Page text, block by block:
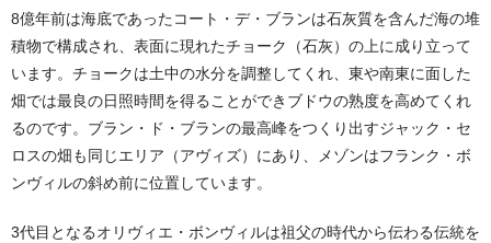
8億年前は海底であったコート・デ・ブランは石灰質を含んだ海の堆
積物で構成され、表面に現れたチョーク（石灰）の上に成り立って
います。チョークは土中の水分を調整してくれ、東や南東に面した
畑では最良の日照時間を得ることができブドウの熟度を高めてくれ
るのです。ブラン・ド・ブランの最高峰をつくり出すジャック・セ
ロスの畑も同じエリア（アヴィズ）にあり、メゾンはフランク・ボ
ンヴィルの斜め前に位置しています。
3代目となるオリヴィエ・ボンヴィルは祖父の時代から伝わる伝統を